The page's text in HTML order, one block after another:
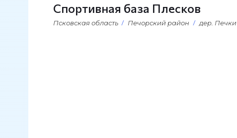
Спортивная база Плесков
Псковская область Печорский район дер. Печки